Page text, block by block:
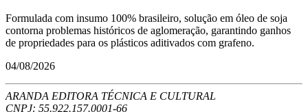
Formulada com insumo 100% brasileiro, solução em óleo de soja
contorna problemas históricos de aglomeração, garantindo ganhos
de propriedades para os plásticos aditivados com grafeno.
04/08/2026
ARANDA EDITORA TÉCNICA E CULTURAL
CNPJ: 55.922.157.0001-66